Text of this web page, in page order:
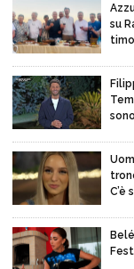
su
C’è